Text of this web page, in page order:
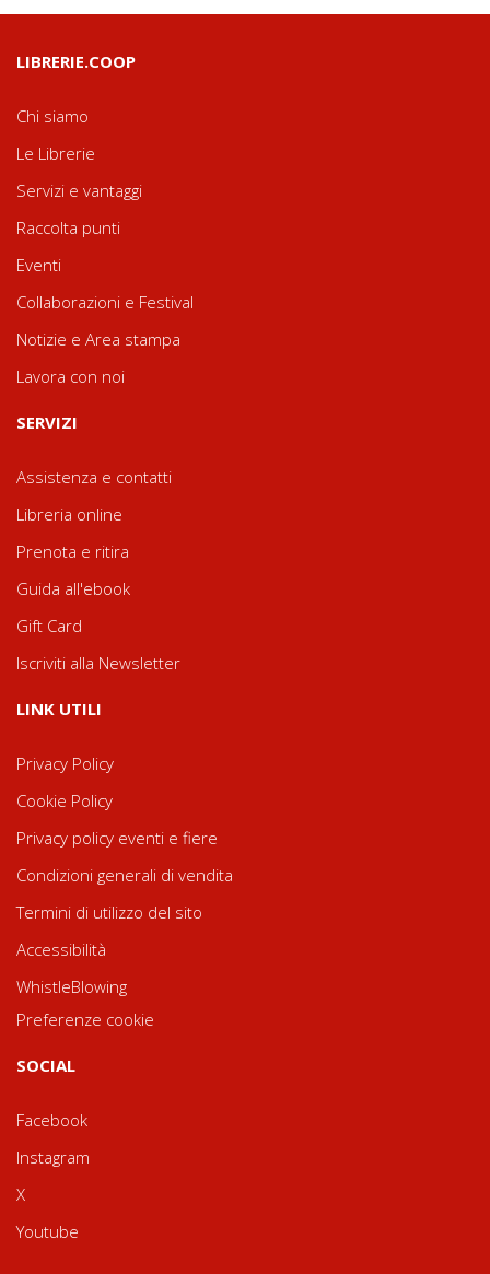
LIBRERIE.COOP
Chi siamo
Le Librerie
Servizi e vantaggi
Raccolta punti
Eventi
Collaborazioni e Festival
Notizie e Area stampa
Lavora con noi
SERVIZI
Assistenza e contatti
Libreria online
Prenota e ritira
Guida all'ebook
Gift Card
Iscriviti alla Newsletter
LINK UTILI
Privacy Policy
Cookie Policy
Privacy policy eventi e fiere
Condizioni generali di vendita
Termini di utilizzo del sito
Accessibilità
WhistleBlowing
Preferenze cookie
SOCIAL
Facebook
Instagram
X
Youtube